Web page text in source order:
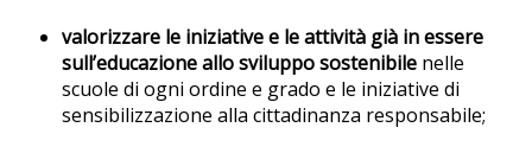
valorizzare le iniziative e le attività già in essere
sull’educazione allo svilupposostenibile nelle
scuole di ogni ordine e grado e le iniziative di
sensibilizzazione alla cittadinanza responsabile;